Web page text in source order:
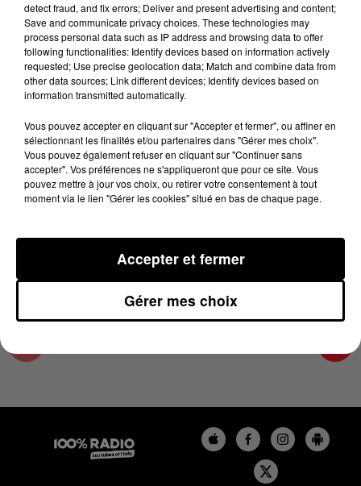
Lecture (1 min 14 sec)
100%
100% Radio l'agenda des Hautes-Pyrénées
28 avril 2025 - 1 min 14 sec
L'AGENDA DES HAUTES-PYRÉNÉES DU
28/04/2025 À 10H40
L'agenda des Hautes-Pyrénées
detect fraud, and fix errors; Deliver and present advertising and content;
Save and communicate privacy choices. These technologies may
process personal data such as IP address and browsing data to offer
following functionalities: Identify devices based on information actively
requested; Use precise geolocation data; Match and combine data from
other data sources; Link different devices; Identify devices based on
information transmitted automatically.
Vous pouvez accepter en cliquant sur "Accepter et fermer", ou affiner en
sélectionnant les finalités et/ou partenaires dans "Gérer mes choix".
Vous pouvez également refuser en cliquant sur "Continuer sans
accepter". Vos préférences ne s'appliqueront que pour ce site. Vous
pouvez mettre à jour vos choix, ou retirer votre consentement à tout
moment via le lien "Gérer les cookies" situé en bas de chaque page.
Gérer mes choix
Accepter et fermer